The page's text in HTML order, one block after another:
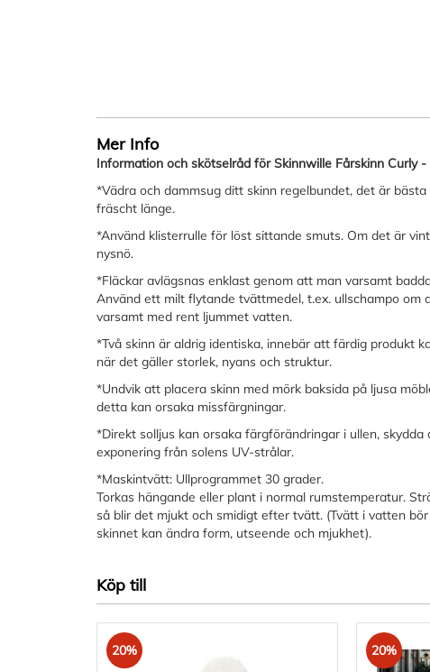
Mer Info
Information och skötselråd för Skinnwille Fårskinn Curly
*Vädra och dammsug ditt skinn regelbundet, det är
fräscht länge.
*Använd klisterrulle för löst sittande smuts. Om det är
nysnö.
*Fläckar avlägsnas enklast genom att man varsamt
Använd ett milt flytande tvättmedel, t.ex. ullschampo om
varsamt med rent ljummet vatten.
*Två skinn är aldrig identiska, innebär att färdig produkt
när det gäller storlek, nyans och struktur.
*Undvik att placera skinn med mörk baksida på ljusa
detta kan orsaka missfärgningar.
*Direkt solljus kan orsaka färgförändringar i ullen,
exponering från solens UV-strålar.
*Maskintvätt: Ullprogrammet 30 grader.
Torkas hängande eller plant i normal rumstemperatur.
så blir det mjukt och smidigt efter tvätt. (Tvätt i vatten
skinnet kan ändra form, utseende och mjukhet).
Köp till
20% 20%